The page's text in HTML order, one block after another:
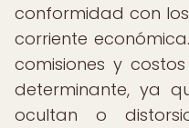
conformidad con
corriente
comisiones y
determinante, ya
ocultan o